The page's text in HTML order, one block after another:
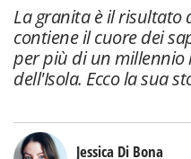
La granita è il risultato
contiene il cuore dei
per più di un millennio
dell'Isola. Ecco la sua
Jessica Di Bona